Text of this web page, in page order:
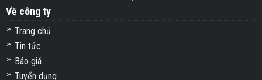
Về công ty
Trang chủ
Tin tức
Báo giá
Tuyển dụng